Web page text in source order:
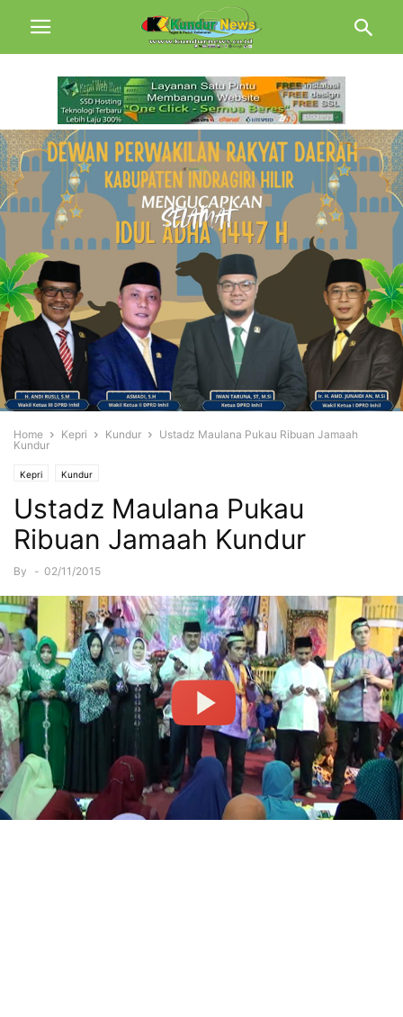
Home Kepri Kundur
Ustadz Maulana Pukau Ribuan Jamaah
Kundur
Kepri Kundur
Ustadz Maulana Pukau
Ribuan Jamaah Kundur
By - 02/11/2015